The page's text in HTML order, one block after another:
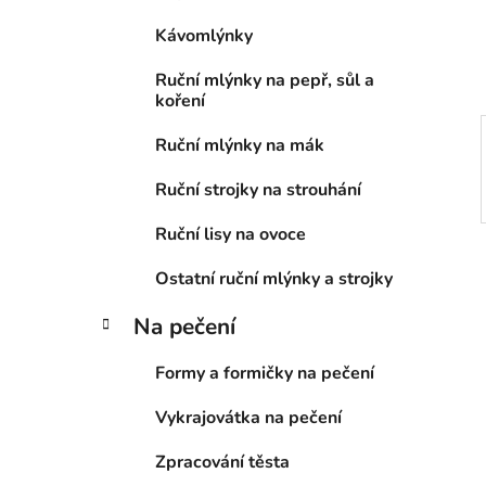
Kávomlýnky
Ruční mlýnky na pepř, sůl a
koření
Ruční mlýnky na mák
Ruční strojky na strouhání
Ruční lisy na ovoce
Ostatní ruční mlýnky a strojky
Na pečení
Formy a formičky na pečení
Vykrajovátka na pečení
Zpracování těsta